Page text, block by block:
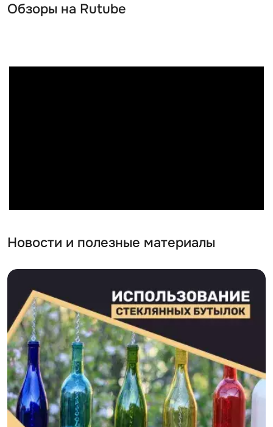
Обзоры на Rutube
Новости и полезные материалы